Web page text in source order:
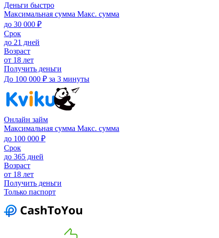
Деньги быстро
Максимальная сумма Макс. сумма
до 30 000 ₽
Срок
до 21 дней
Возраст
от 18 лет
Получить деньги
До 100 000 ₽ за 3 минуты
Онлайн займ
Максимальная сумма Макс. сумма
до 100 000 ₽
Срок
до 365 дней
Возраст
от 18 лет
Получить деньги
Только паспорт